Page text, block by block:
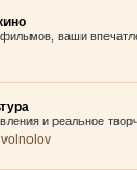
ваши
и реальное
volnolov